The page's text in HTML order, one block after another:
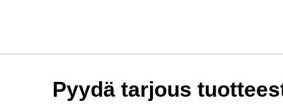
Pyydä tarjous